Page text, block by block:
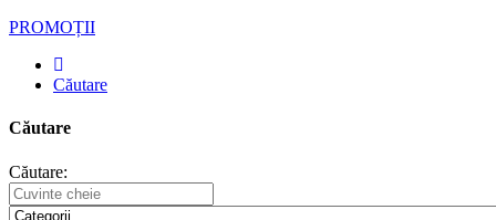
PROMOȚII
Căutare
Căutare
Căutare: